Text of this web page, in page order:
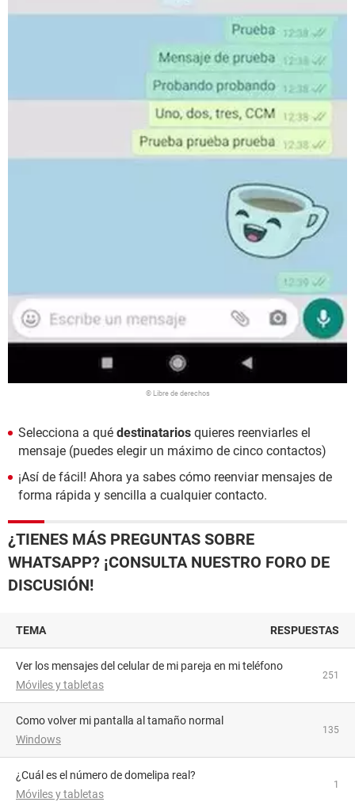
© Libre de derechos
Selecciona a qué destinatarios quieres reenviarles el
mensaje (puedes elegir un máximo de cinco contactos)
¡Así de fácil! Ahora ya sabes cómo reenviar mensajes de
forma rápida y sencilla a cualquier contacto.
¿TIENES MÁS PREGUNTAS SOBRE
WHATSAPP? ¡CONSULTA NUESTRO FORO DE
DISCUSIÓN!
TEMA RESPUESTAS
Ver los mensajes del celular de mi pareja en mi teléfono
Móviles y tabletas
251
como volver mi pantalla al tamaño normal
Windows
135
¿Cuál es el número de domelipa real?
Móviles y tabletas
1